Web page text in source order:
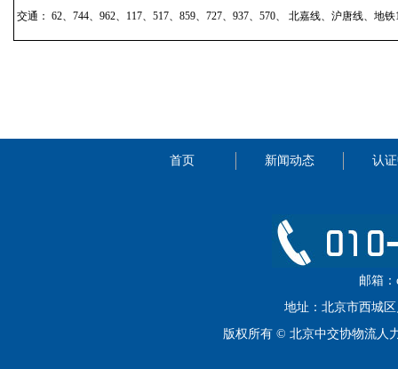
交通： 62、744、962、117、517、859、727、937、570、 北嘉线、沪唐线、地
首页 新闻动态 认
邮箱：
地址：北京市西城区
版权所有 © 北京中交协物流人